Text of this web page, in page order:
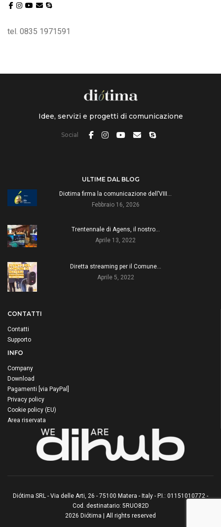
tel. 0835 1971591
Idee, servizi e progetti di comunicazione
Social
ULTIME DAL BLOG
Diotima firma la comunicazione dell’VIII…
Febbraio 16, 2026
Trentennale di Agens, il nostro…
Aprile 13, 2022
Diretta streaming per il Comune…
Aprile 5, 2022
CONTATTI
Contatti
Supporto
INFO
Company
Download
Pagamenti [via PayPal]
Privacy policy
Cookie policy (EU)
Area riservata
Diótima SRL - Via delle Arti, 26 - 75100 Matera - Italy - P.I.: 01151010772 -
Cod. destinatario: 5RUO82D
2026 Diótima | All rights reserved